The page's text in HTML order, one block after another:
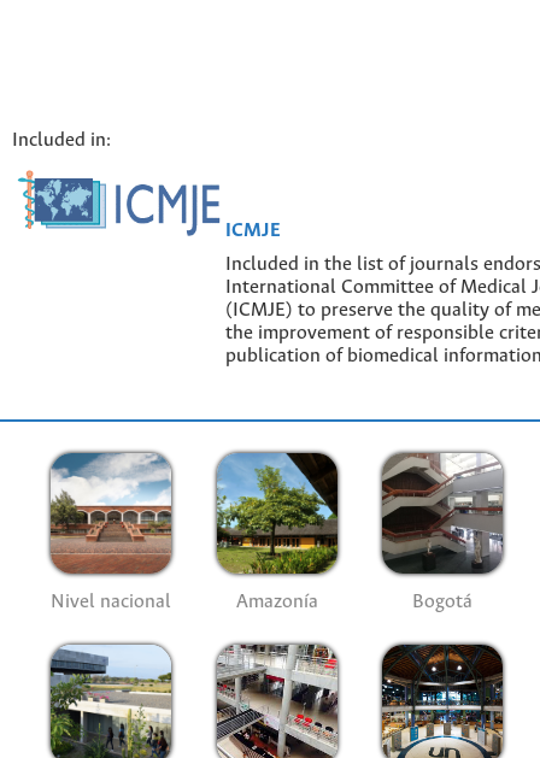
Included in:
ICMJE
Included in the list of journals
International Committee of Medical
(ICMJE) to preserve the quality of
the improvement of responsible
publication of biomedical
Nivel nacional Amazonía Bogotá